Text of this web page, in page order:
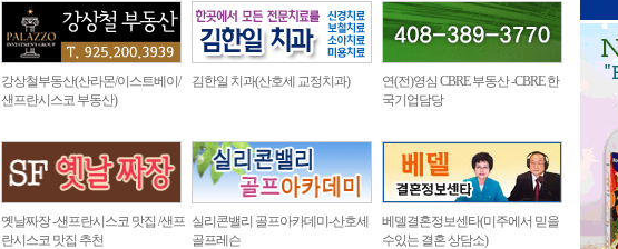
강상철부동산(산라몬/이스트베이/
샌프란시스코 부동산)
김한일 치과(산호세 교정치과)
연(전)영심 CBRE 부동산 -CBRE 한
국기업담당
옛날짜장 -샌프란시스코 맛집 /샌프
란시스코 맛집 추천
실리콘밸리 골프아카데미-산호세
골프레슨
베델결혼정보센타(미주에서 믿을
수있는 결혼 상담소)